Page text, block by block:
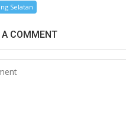
Selatan
A COMMENT